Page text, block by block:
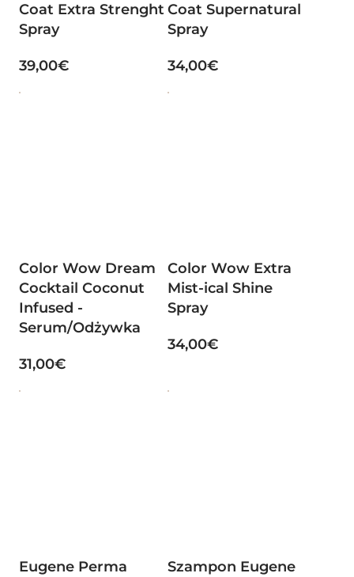
Coat Extra Strenght
Spray
39,00€
Coat Supernatural
Spray
34,00€
Color Wow Dream
Cocktail Coconut
Infused -
Serum/Odżywka
31,00€
Color Wow Extra
Mist-ical Shine
Spray
34,00€
Eugene Perma
Szampon Eugene